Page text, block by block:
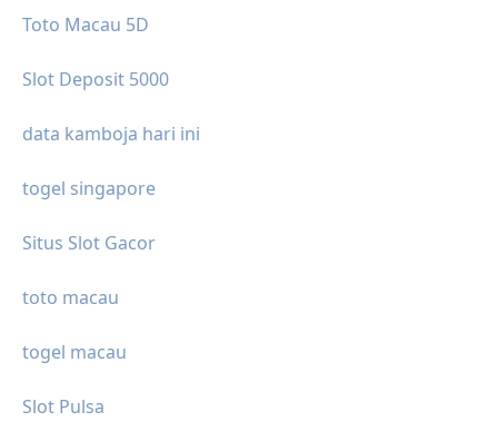
Toto Macau 5D
Slot Deposit 5000
data kamboja hari ini
togel singapore
Situs Slot Gacor
toto macau
togel macau
Slot Pulsa